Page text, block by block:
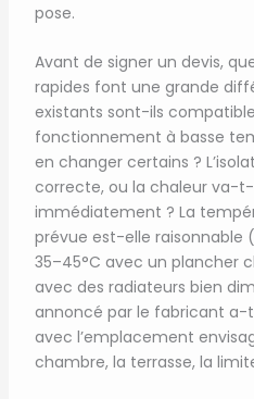
pose.
Avant de signer un devis,
rapides font une grande
existants sont-ils
fonctionnement à basse
en changer certains ?
correcte, ou la chaleur va-t-
immédiatement ? La
prévue est-elle raisonnable
35–45°C avec un plancher
avec des radiateurs bien
annoncé par le fabricant
avec l’emplacement
chambre, la terrasse, la